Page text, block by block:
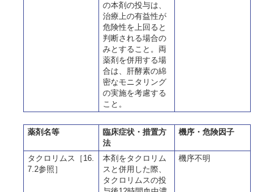
の本剤の投与は、
治療上の有益性が
危険性を上回ると
判断される場合の
みとすること。両
薬剤を併用する場
合は、肝酵素の綿
密なモニタリング
の実施を考慮する
こと。
薬剤名等
臨床症状・措置方
法
機序・危険因子
タクロリムス［16.
7.2参照］
本剤をタクロリム
スと併用した際、
タクロリムスの投
機序不明